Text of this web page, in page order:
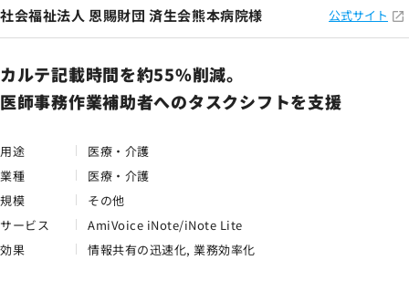
社会福祉法人 恩賜財団 済生会熊本病院様 公式サイト
カルテ記載時間を約55%削減。
医師事務作業補助者へのタスクシフトを支援
用途
医療・介護
業種
医療・介護
規模
その他
サービス
AmiVoice iNote/iNote Lite
効果
情報共有の迅速化, 業務効率化